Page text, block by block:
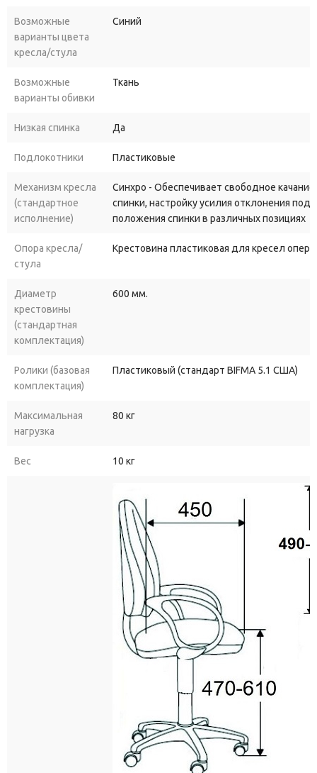
Возможные
варианты цвета
кресла/стула
Синий
Возможные
варианты обивки
Ткань
Низкая спинка Да
Подлокотники Пластиковые
Механизм кресла
(стандартное
исполнение)
Синхро - Обеспечивает свободное
спинки, настройку усилия отклонения
положения спинки в различных позициях
Опора кресла/
стула
Крестовина пластиковая для кресел
Диаметр
крестовины
(стандартная
комплектация)
600 мм.
Ролики (базовая
комплектация)
Пластиковый (стандарт BIFMA 5.1 США)
Максимальная
нагрузка
80 кг
Вес 10 кг